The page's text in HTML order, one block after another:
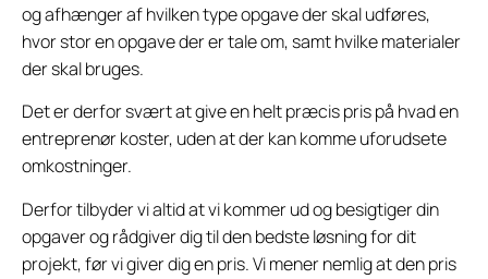
og afhænger af hvilken type opgave der skal udføres,
hvor stor en opgave der er tale om, samt hvilke materialer
der skal bruges.
Det er derfor svært at give en helt præcis pris på hvad en
entreprenør koster, uden at der kan komme uforudsete
omkostninger.
Derfor tilbyder vi altid at vi kommer ud og besigtiger din
opgaver og rådgiver dig til den bedste løsning for dit
projekt, før vi giver dig en pris. Vi mener nemlig at den pris